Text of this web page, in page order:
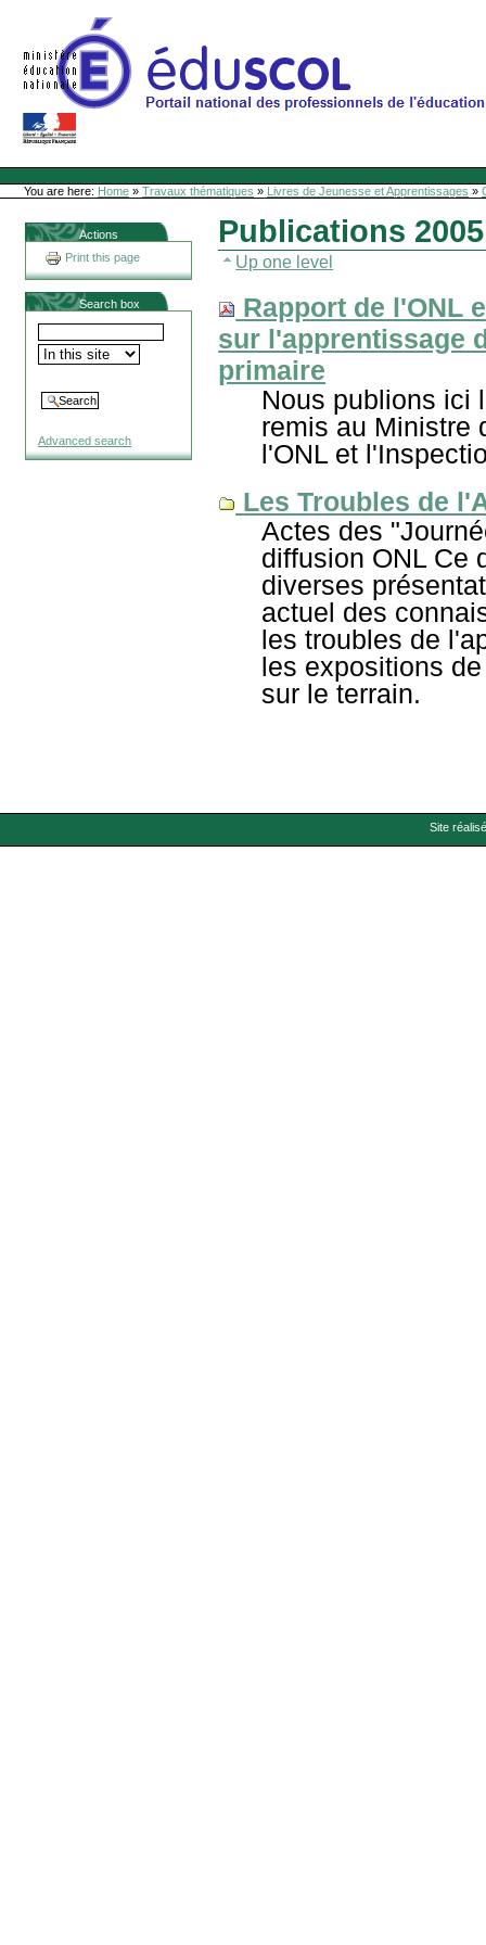
Site Web de l'ONL
Sections
Personal
toolsYou are here: Home » Travaux thématiques » Livres de Jeunesse et Apprentissages »
Actions
Print this page
Search box
Advanced search
Publications 2005
Up one level
Rapport de l'ONL
sur l'apprentissage
primaire
Nous publions ici
remis au Ministre
l'ONL et
Les Troubles de
Actes des
diffusion ONL Ce
diverses
actuel des
les troubles de
les expositions
sur le terrain.
Site